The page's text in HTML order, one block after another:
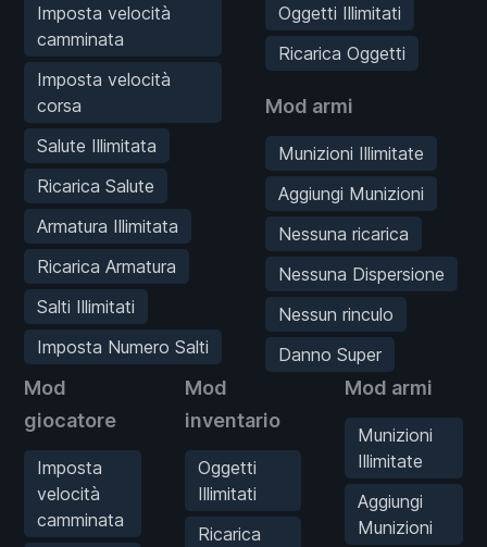
Imposta velocità
camminata
Imposta velocità
corsa
Salute Illimitata
Ricarica Salute
Armatura Illimitata
Ricarica Armatura
Salti Illimitati
Imposta Numero Salti
Oggetti Illimitati
Ricarica Oggetti
Mod armi
Munizioni Illimitate
Aggiungi Munizioni
Nessuna ricarica
Nessuna Dispersione
Nessun rinculo
Danno Super
Mod
giocatore
Imposta
velocità
camminata
Mod
inventario
Oggetti
Illimitati
Ricarica
Mod armi
Munizioni
Illimitate
Aggiungi
Munizioni